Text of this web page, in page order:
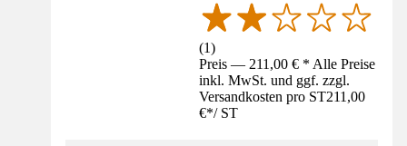
(1)
Preis — 211,00 € * Alle Preise
inkl. MwSt. und ggf. zzgl.
Versandkosten pro ST211,00
€*/ ST